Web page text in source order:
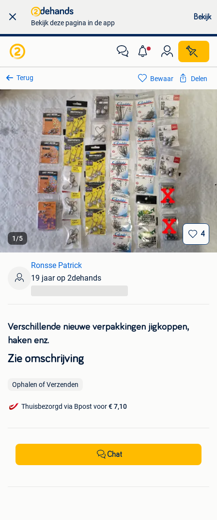
Bekijk deze pagina in de app
Bekijk
Terug
1/5
4
Bewaar Delen
Verschillende nieuwe verpakkingen jigkoppen,
haken enz.
Zie omschrijving
Ophalen of Verzenden
Thuisbezorgd via Bpost voor€ 7,10
Ronsse Patrick
19 jaar op 2dehands
Chat